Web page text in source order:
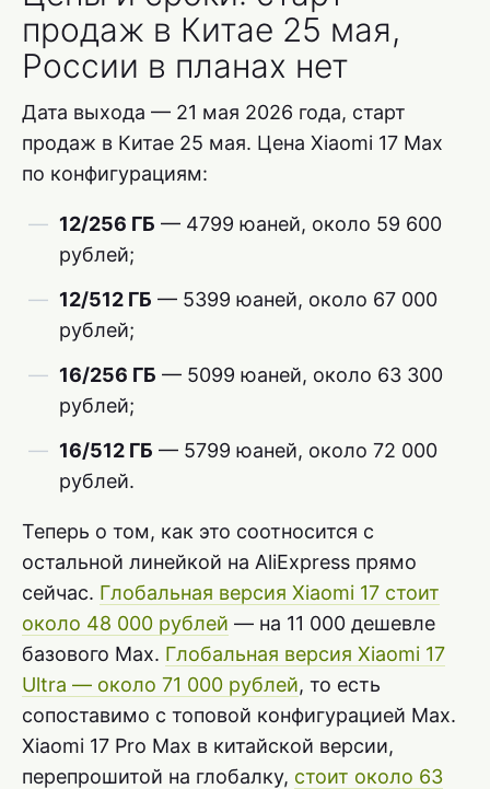
продаж в Китае 25 мая,
России в планах нет
Дата выхода — 21 мая 2026 года, старт
продаж в Китае 25 мая. Цена Xiaomi 17 Max
по конфигурациям:
12/256 ГБ — 4799 юаней, около 59 600
рублей;
12/512 ГБ — 5399 юаней, около 67 000
рублей;
16/256 ГБ — 5099 юаней, около 63 300
рублей;
16/512 ГБ — 5799 юаней, около 72 000
рублей.
Теперь о том, как это соотносится с
остальной линейкой на AliExpress прямо
сейчас. Глобальная версия Xiaomi 17 стоит
около 48 000 рублей — на 11 000 дешевле
базового Max. Глобальная версия Xiaomi 17
Ultra — около 71 000 рублей, то есть
сопоставимо с топовой конфигурацией Max.
Xiaomi 17 Pro Max в китайской версии,
перепрошитой на глобалку, стоит около 63